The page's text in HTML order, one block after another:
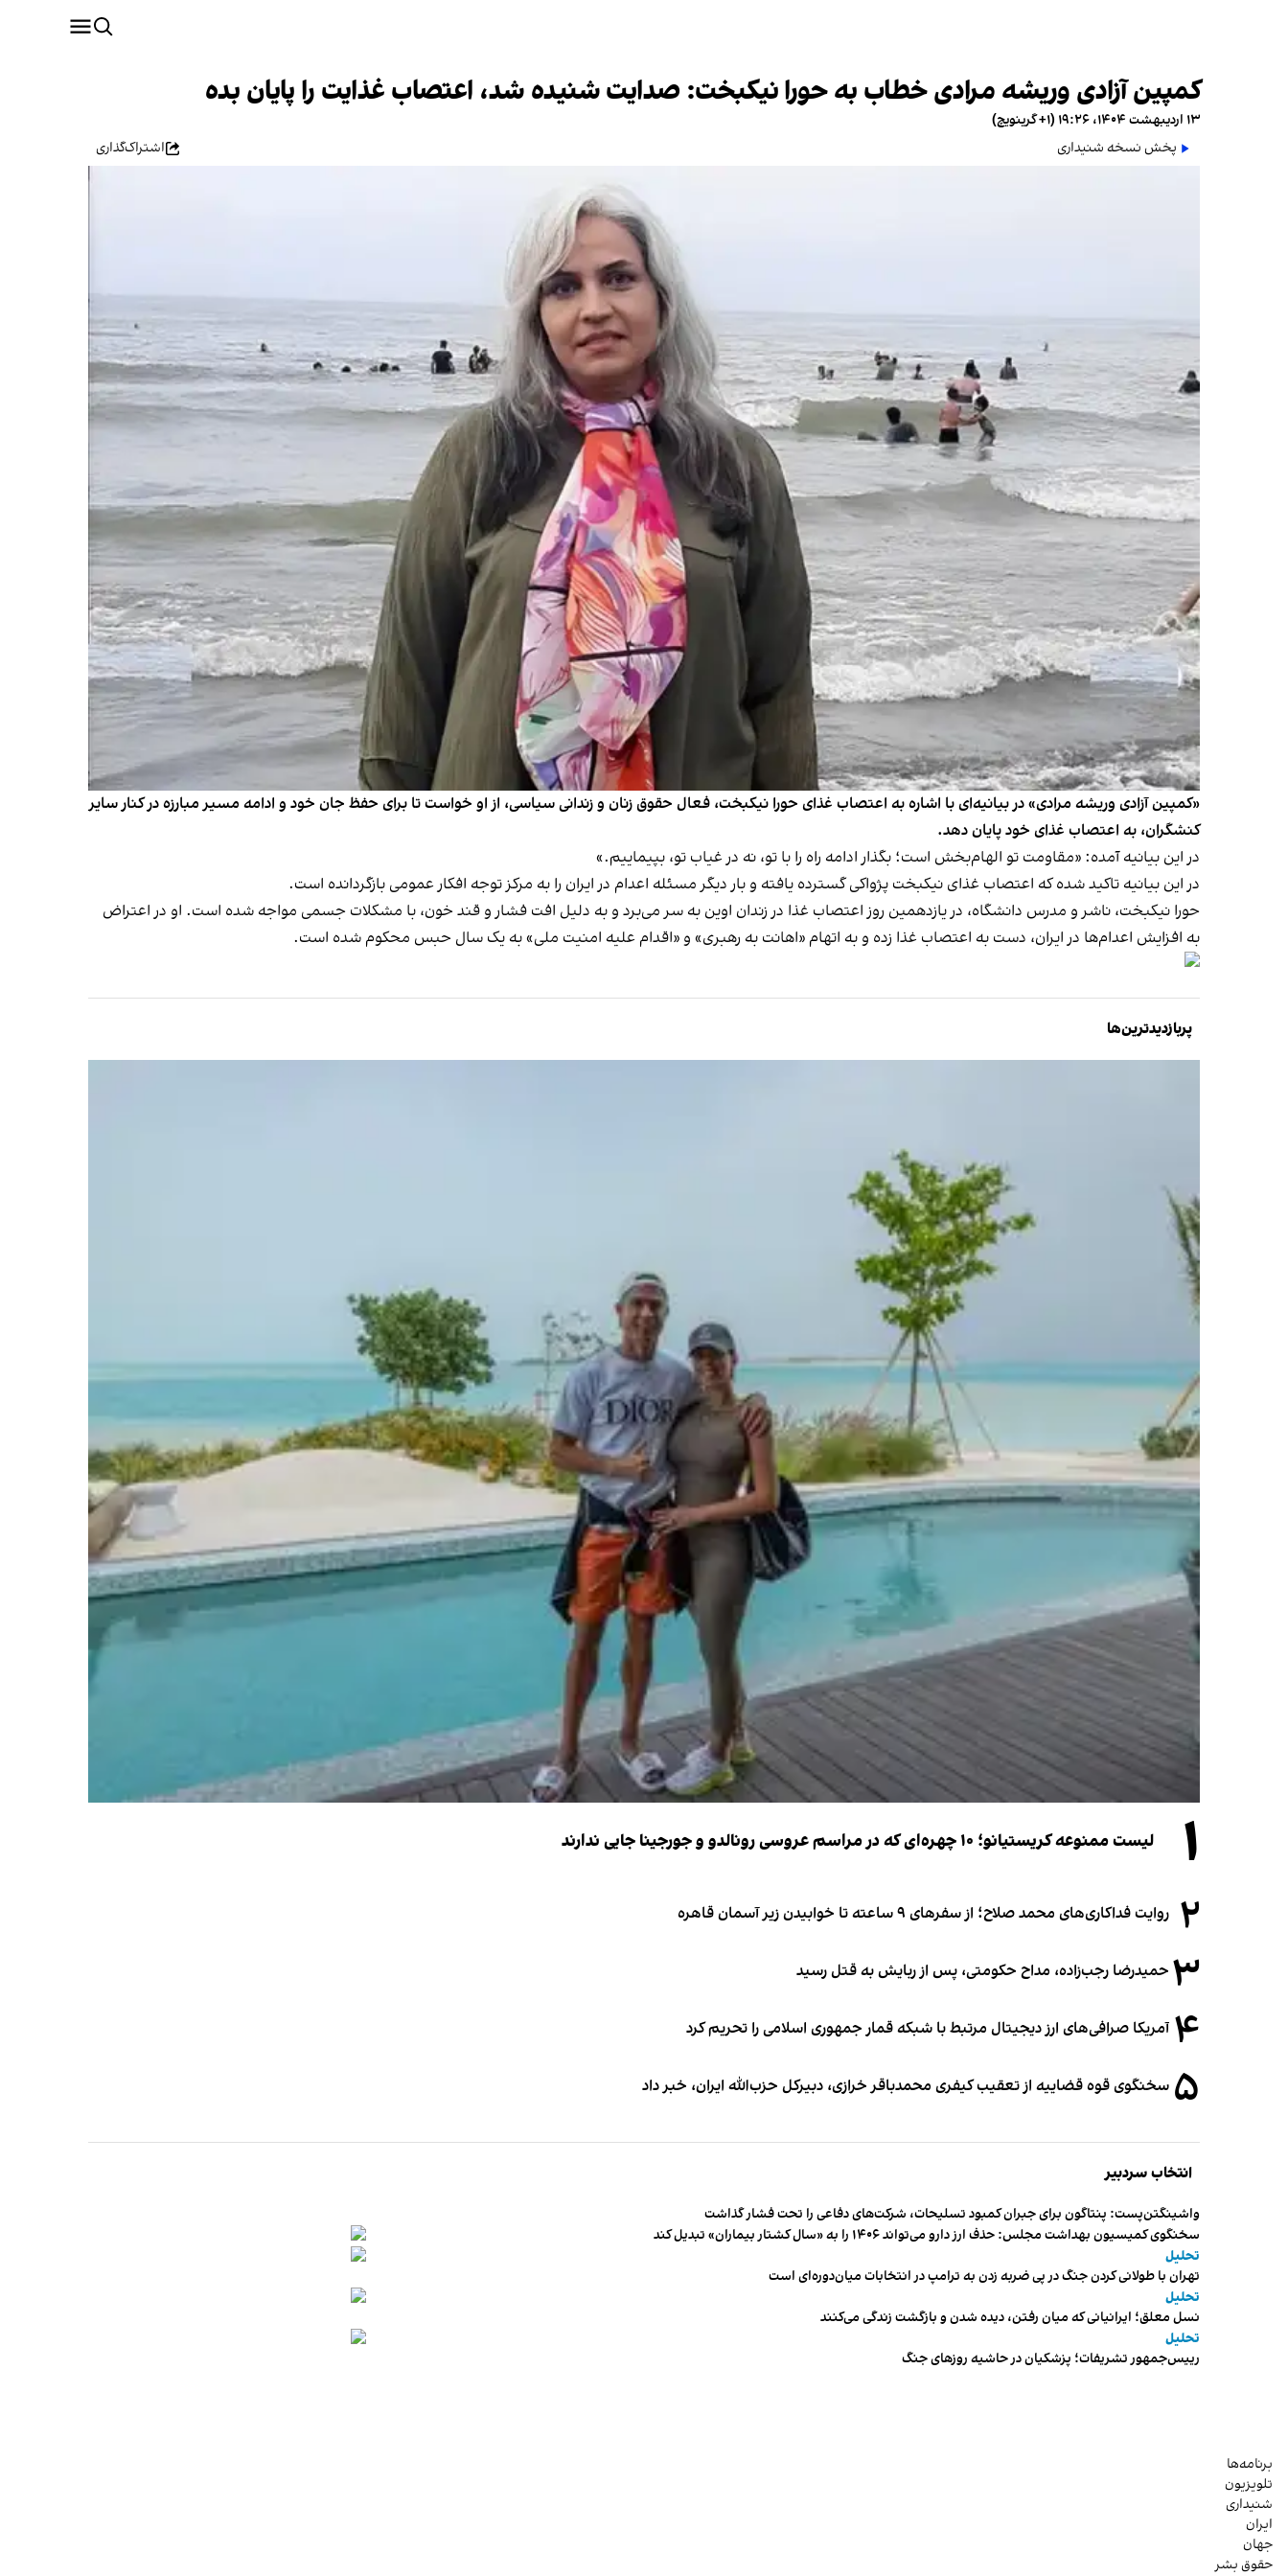
کمپین آزادی وریشه مرادی خطاب به حورا نیکبخت: صدایت شنیده شد، اعتصاب غذایت را پایان بده
۱۳ اردیبهشت ۱۴۰۴، ۱۹:۲۶ (‎+۱ گرینویچ)
پخش نسخه شنیداری
اشتراک‌گذاری
«کمپین آزادی وریشه مرادی» در بیانیه‌ای با اشاره به اعتصاب غذای حورا نیکبخت، فعال حقوق زنان و زندانی سیاسی، از او خواست تا برای حفظ جان خود و ادامه مسیر مبارزه در کنار سایر
کنشگران، به اعتصاب غذای خود پایان دهد.
در این بیانیه آمده: «مقاومت تو الهام‌بخش است؛ بگذار ادامه راه را با تو، نه در غیاب تو، بپیماییم.»
در این بیانیه تاکید شده که اعتصاب غذای نیکبخت پژواکی گسترده یافته و بار دیگر مسئله اعدام در ایران را به مرکز توجه افکار عمومی بازگردانده است.
حورا نیکبخت، ناشر و مدرس دانشگاه، در یازدهمین روز اعتصاب غذا در زندان اوین به سر می‌برد و به دلیل افت فشار و قند خون، با مشکلات جسمی مواجه شده است. او در اعتراض
به افزایش اعدام‌ها در ایران، دست به اعتصاب غذا زده و به اتهام «اهانت به رهبری» و «اقدام علیه امنیت ملی» به یک سال حبس محکوم شده است.
پربازدیدترین‌ها
۱ لیست ممنوعه کریستیانو؛ ۱۰ چهره‌ای که در مراسم عروسی رونالدو و جورجینا جایی ندارند
۲ روایت فداکاری‌های محمد صلاح؛ از سفرهای ۹ ساعته تا خوابیدن زیر آسمان قاهره
۳ حمیدرضا رجب‌زاده، مداح حکومتی، پس از ربایش به قتل رسید
۴ آمریکا صرافی‌های ارز دیجیتال مرتبط با شبکه قمار جمهوری اسلامی را تحریم کرد
۵ سخنگوی قوه قضاییه از تعقیب کیفری محمدباقر خرازی، دبیر‌کل حزب‌الله ایران، خبر داد
انتخاب سردبیر
واشینگتن‌پست: پنتاگون برای جبران کمبود تسلیحات، شرکت‌های دفاعی را تحت فشار گذاشت
سخنگوی کمیسیون بهداشت مجلس: حذف ارز دارو می‌تواند ۱۴۰۶ را به «سال کشتار بیماران» تبدیل کند
تحلیل
تهران با طولانی کردن جنگ در پی ضربه زدن به ترامپ در انتخابات میان‌دوره‌ای است
تحلیل
نسل معلق؛ ایرانیانی که میان رفتن، دیده شدن و بازگشت زندگی می‌کنند
تحلیل
رییس‌جمهور تشریفات؛ پزشکیان در حاشیه روزهای جنگ
برنامه‌ها
تلویزیون
شنیداری
ایران
جهان
حقوق بشر